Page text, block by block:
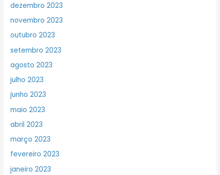
dezembro 2023
novembro 2023
outubro 2023
setembro 2023
agosto 2023
julho 2023
junho 2023
maio 2023
abril 2023
março 2023
fevereiro 2023
janeiro 2023